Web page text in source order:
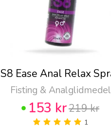
S8 Ease Anal Relax
Fisting & Analglidmedel
153 kr219 kr
1